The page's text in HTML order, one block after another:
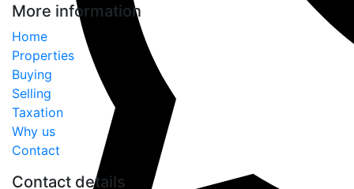
More information
Home
Properties
Buying
Selling
Taxation
Why us
Contact
Contact details